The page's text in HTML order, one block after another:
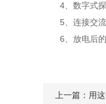
4、数字式探
5、连接交流
6、放电后的
上一篇： 用